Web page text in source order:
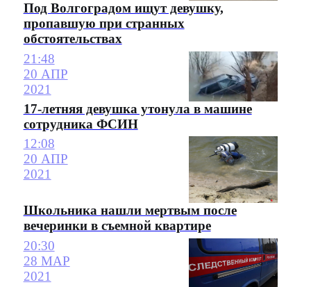
Под Волгоградом ищут девушку,
пропавшую при странных
обстоятельствах
21:48
20 АПР
2021
17-летняя девушка утонула в машине
сотрудника ФСИН
12:08
20 АПР
2021
Школьника нашли мертвым после
вечеринки в съемной квартире
20:30
28 МАР
2021